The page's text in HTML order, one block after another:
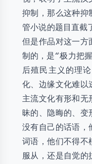
抑制，那么这种抑
管小说的题目直截
但是作品对这一方
制的，是“极力把
后殖民主义的理
化、边缘文化难以
主流文化有形和无
昧的、隐晦的、变
没有自己的话语，
词语，他们不得不
服从，还是自觉的